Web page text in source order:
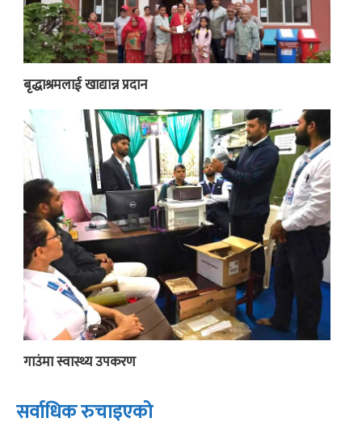
बृद्धाश्रमलाई खाद्यान्न प्रदान
गाउंमा स्वास्थ्य उपकरण
सर्वाधिक रुचाइएको